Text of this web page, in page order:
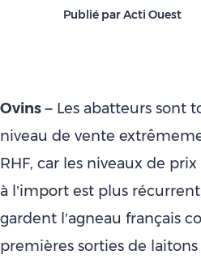
Publié par Acti Ouest
Ovins – Les abatteurs sont
niveau de vente
RHF, car les niveaux de
à l’import est plus
gardent l’agneau français
premières sorties de